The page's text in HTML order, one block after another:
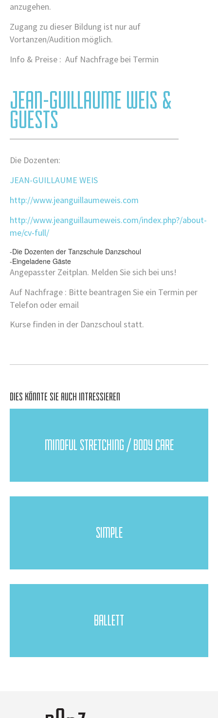
anzugehen.
Zugang zu dieser Bildung ist nur auf
Vortanzen/Audition möglich.
Info & Preise : Auf Nachfrage bei Termin
JEAN-GUILLAUME WEIS &
GUESTS
Die Dozenten:
JEAN-GUILLAUME WEIS
http://www.jeanguillaumeweis.com
http://www.jeanguillaumeweis.com/index.php?/about-
me/cv-full/
-Die Dozenten der Tanzschule Danzschoul
-Eingeladene Gäste
Angepasster Zeitplan. Melden Sie sich bei uns!
Auf Nachfrage : Bitte beantragen Sie ein Termin per
Telefon oder email
Kurse finden in der Danzschoul statt.
DIES KÖNNTE SIE AUCH INTRESSIEREN
MINDFUL STRETCHING / BODY CARE
SIMPLE
BALLETT